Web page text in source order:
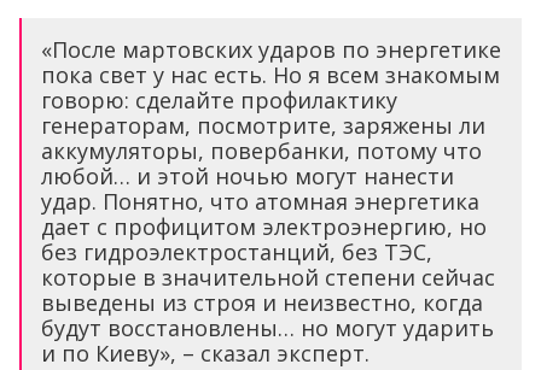
«После мартовских ударов по энергетике
пока свет у нас есть. Но я всем знакомым
говорю: сделайте профилактику
генераторам, посмотрите, заряжены ли
аккумуляторы, повербанки, потому что
любой… и этой ночью могут нанести
удар. Понятно, что атомная энергетика
дает с профицитом электроэнергию, но
без гидроэлектростанций, без ТЭС,
которые в значительной степени сейчас
выведены из строя и неизвестно, когда
будут восстановлены… но могут ударить
и по Киеву», – сказал эксперт.